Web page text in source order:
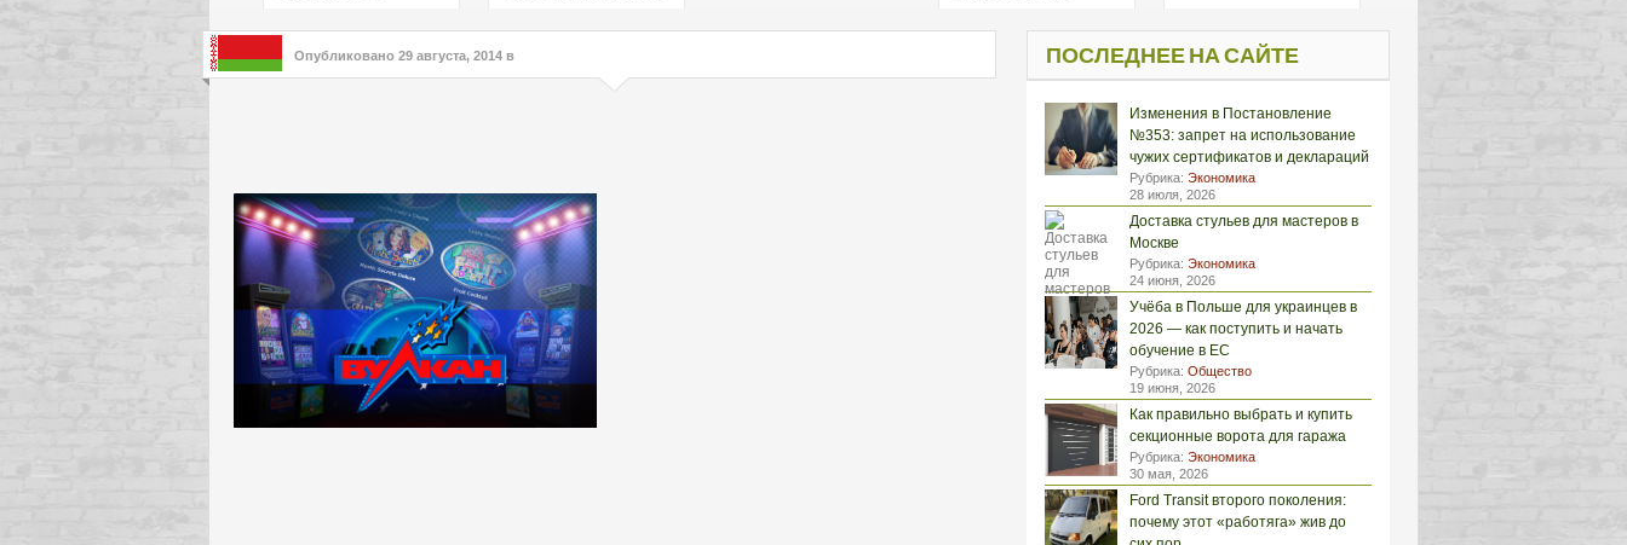
интересов клиентов
Опубликовано 29 августа, 2014 в ПОСЛЕДНЕЕ НА САЙТЕ
Изменения в Постановление
№353: запрет на использование
чужих сертификатов и деклараций
Рубрика: Экономика
28 июля, 2026
Доставка стульев для мастеров в
Москве
Рубрика: Экономика
24 июня, 2026
Учёба в Польше для украинцев в
2026 — как поступить и начать
обучение в ЕС
Рубрика: Общество
19 июня, 2026
Как правильно выбрать и купить
секционные ворота для гаража
Рубрика: Экономика
30 мая, 2026
Ford Transit второго поколения:
почему этот «работяга» жив до